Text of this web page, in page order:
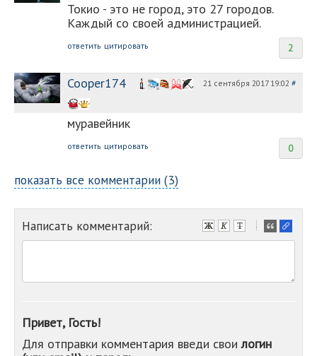
Токио - это не город, это 27 городов.
Каждый со своей администрацией.
2
ответить цитировать
Cooper174 21 сентября 2017 19:02 #
муравейник
0
ответить цитировать
показать все комментарии (3)
Написать комментарий:
-
-
-
-
Привет, Гость!
Для отправки комментария введи своилогин